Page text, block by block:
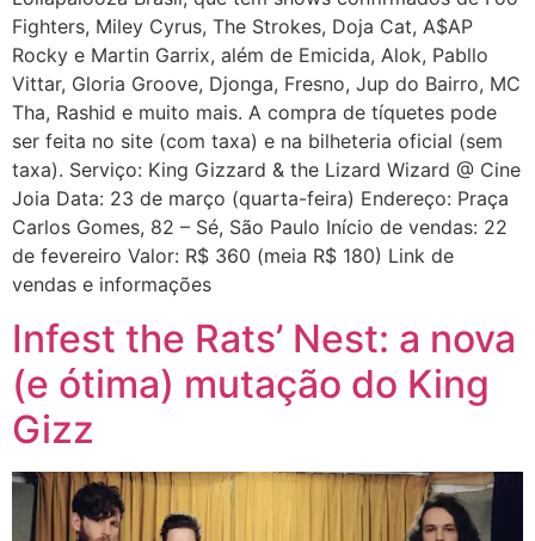
Fighters, Miley Cyrus, The Strokes, Doja Cat, A$AP
Rocky e Martin Garrix, além de Emicida, Alok, Pabllo
Vittar, Gloria Groove, Djonga, Fresno, Jup do Bairro, MC
Tha, Rashid e muito mais. A compra de tíquetes pode
ser feita no site (com taxa) e na bilheteria oficial (sem
taxa). Serviço: King Gizzard & the Lizard Wizard @ Cine
Joia Data: 23 de março (quarta-feira) Endereço: Praça
Carlos Gomes, 82 – Sé, São Paulo Início de vendas: 22
de fevereiro Valor: R$ 360 (meia R$ 180) Link de
vendas e informações
Infest the Rats’ Nest: a nova
(e ótima) mutação do King
Gizz